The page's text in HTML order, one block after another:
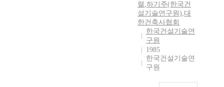
렬 ,하기주(한국건
설기술연구원),대
한건축사협회
한국건설기술연
구원
1985
한국건설기술연
구원